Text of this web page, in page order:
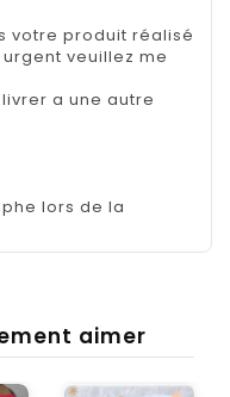
votre produit réalisé
veuillez me
a une autre
lors de la
aimer